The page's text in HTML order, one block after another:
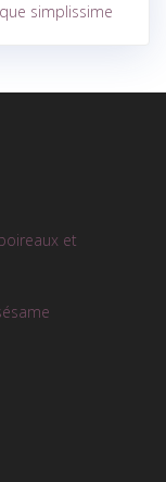
simplissime
et